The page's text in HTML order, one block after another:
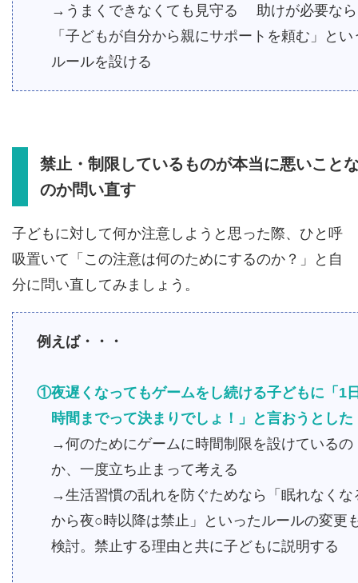
→うまくできなくても見守る 助けが必要なら
「子どもが自分から親にサポートを頼む」とい
ルールを設ける
禁止・制限しているものが本当に悪いこと
のか問い直す
子どもに対して何か注意しようと思った際、ひと呼
吸置いて「この注意は何のためにするのか？」と自
分に問い直してみましょう。
例えば・・・
①夜遅くなってもゲームをし続ける子どもに「1
時間までって決まりでしょ！」と言おうとした
→何のためにゲームに時間制限を設けているの
か、一度立ち止まって考える
→生活習慣の乱れを防ぐためなら「眠れなくな
から夜○時以降は禁止」といったルールの変更
検討。禁止する理由と共に子どもに説明する